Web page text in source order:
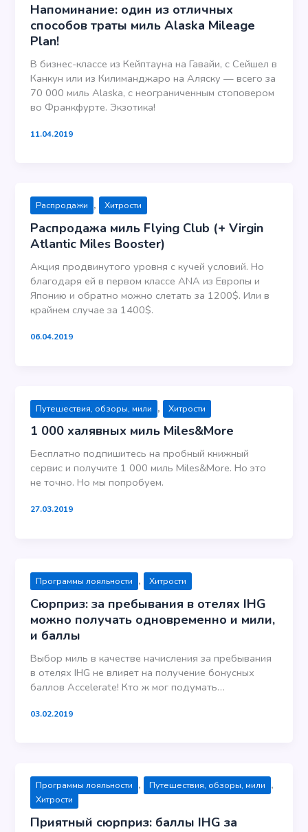
Напоминание: один из отличных
способов траты миль Alaska Mileage
Plan!
В бизнес-классе из Кейптауна на Гавайи, с Сейшел в
Канкун или из Килиманджаро на Аляску — всего за
70 000 миль Alaska, с неограниченным стоповером
во Франкфурте. Экзотика!
11.04.2019
Распродажи , Хитрости
Распродажа миль Flying Club (+ Virgin
Atlantic Miles Booster)
Акция продвинутого уровня с кучей условий. Но
благодаря ей в первом классе ANA из Европы и
Японию и обратно можно слетать за 1200$. Или в
крайнем случае за 1400$.
06.04.2019
Путешествия, обзоры, мили , Хитрости
1 000 халявных миль Miles&More
Бесплатно подпишитесь на пробный книжный
сервис и получите 1 000 миль Miles&More. Но это
не точно. Но мы попробуем.
27.03.2019
Программы лояльности , Хитрости
Сюрприз: за пребывания в отелях IHG
можно получать одновременно и мили,
и баллы
Выбор миль в качестве начисления за пребывания
в отелях IHG не влияет на получение бонусных
баллов Accelerate! Кто ж мог подумать…
03.02.2019
Программы лояльности , Путешествия, обзоры, мили ,
Хитрости
Приятный сюрприз: баллы IHG за